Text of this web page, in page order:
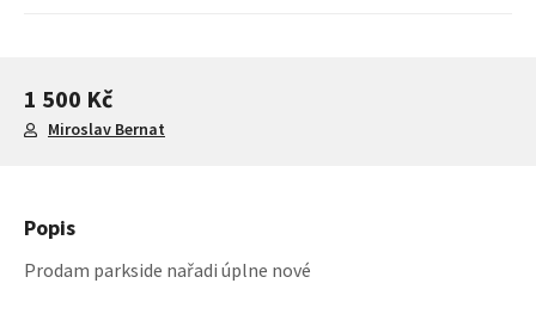
1 500 Kč
Miroslav Bernat
Popis
Prodam parkside nařadi úplne nové